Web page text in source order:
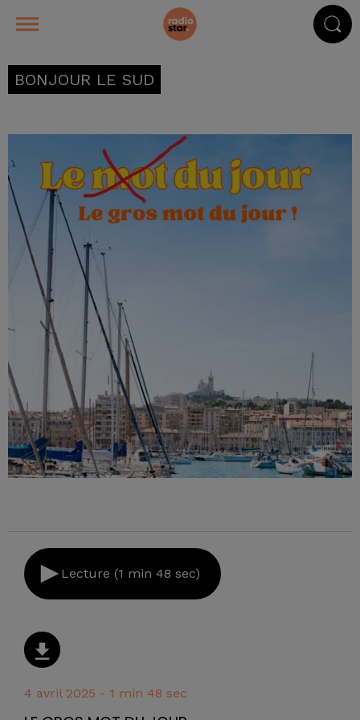
BONJOUR LE SUD
Lecture (1 min 48 sec)
4 avril 2025 - 1 min 48 sec